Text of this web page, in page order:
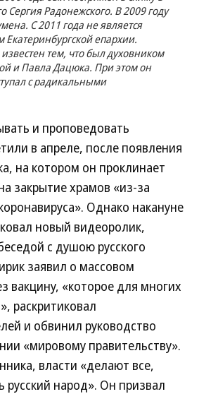
Сергия Радонежского. В 2009 году
С 2011 года не является
епархии.
тем, что был духовником
и Павла Дацюка. При этом он
с радикальными
и проповедовать
в апреле, после появления
на котором он проклинает
закрытие храмов «из-за
Однако накануне
новый видеоролик,
с душою русского
заявил о массовом
вакцину, «которое для многих
раскритиковал
и обвинил руководство
«мировому правительству».
власти «делают все,
народ». Он призвал